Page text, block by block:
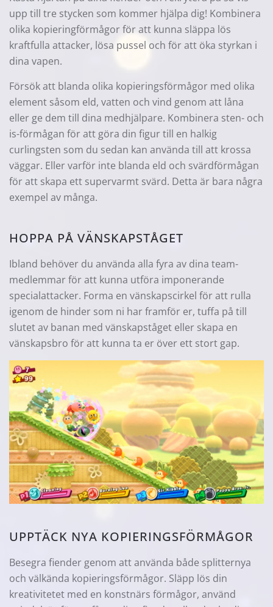
upp till tre stycken som kommer hjälpa dig! Kombinera
olika kopieringförmågor för att kunna släppa lös
kraftfulla attacker, lösa pussel och för att öka styrkan i
dina vapen.
Försök att blanda olika kopieringsförmågor med olika
element såsom eld, vatten och vind genom att låna
eller ge dem till dina medhjälpare. Kombinera sten- och
is-förmågan för att göra din figur till en halkig
curlingsten som du sedan kan använda till att krossa
väggar. Eller varför inte blanda eld och svärdförmågan
för att skapa ett supervarmt svärd. Detta är bara några
exempel av många.
HOPPA PÅ VÄNSKAPSTÅGET
Ibland behöver du använda alla fyra av dina team-
medlemmar för att kunna utföra imponerande
specialattacker. Forma en vänskapscirkel för att rulla
igenom de hinder som ni har framför er, tuffa på till
slutet av banan med vänskapståget eller skapa en
vänskapsbro för att kunna ta er över ett stort gap.
UPPTÄCK NYA KOPIERINGSFÖRMÅGOR
Besegra fiender genom att använda både splitternya
och välkända kopieringsförmågor. Släpp lös din
kreativitetet med en konstnärs förmågor, använd